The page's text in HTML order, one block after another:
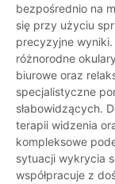
bezpośrednio na
się przy użyciu
precyzyjne
różnorodne
biurowe oraz
specjalistyczne
słabowidzących.
terapii widzenia
kompleksowe
sytuacji wykrycia
współpracuje z